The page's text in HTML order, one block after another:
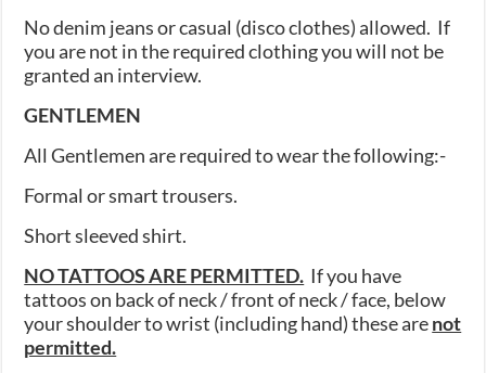
No denim jeans or casual (disco clothes) allowed. If
you are not in the required clothing you will not be
granted an interview.
GENTLEMEN
All Gentlemen are required to wear the following:-
Formal or smart trousers.
Short sleeved shirt.
NO TATTOOS ARE PERMITTED. If you have
tattoos on back of neck / front of neck / face, below
your shoulder to wrist (including hand) these arenot
permitted.